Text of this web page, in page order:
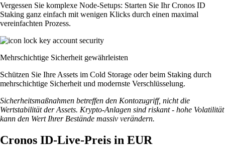
Vergessen Sie komplexe Node-Setups: Starten Sie Ihr Cronos ID
Staking ganz einfach mit wenigen Klicks durch einen maximal
vereinfachten Prozess.
Mehrschichtige Sicherheit gewährleisten
Schützen Sie Ihre Assets im Cold Storage oder beim Staking durch
mehrschichtige Sicherheit und modernste Verschlüsselung.
Sicherheitsmaßnahmen betreffen den Kontozugriff, nicht die
Wertstabilität der Assets. Krypto-Anlagen sind riskant - hohe Volatilität
kann den Wert Ihrer Bestände massiv verändern.
Cronos ID-Live-Preis in EUR